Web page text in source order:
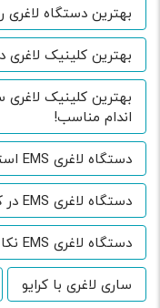
بهترین دستگاه لاغری
بهترین کلینیک لاغری
بهترین کلینیک
اندام مناسب!
دستگاه لاغری EMS استان مازندران
دستگاه لاغری EMS در کلینیک پردیسان
دستگاه لاغری EMS نکا
ساری لاغری با کرایو